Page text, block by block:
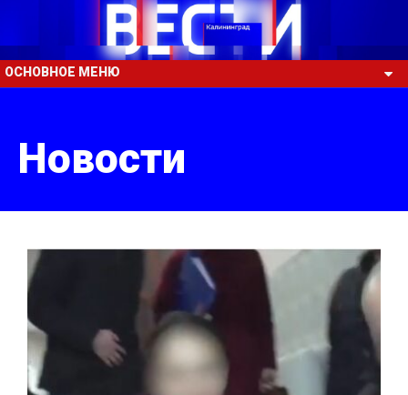
ОСНОВНОЕ МЕНЮ
Новости